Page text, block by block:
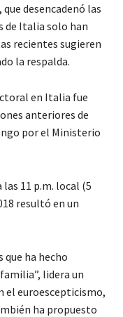
desencadenó las
de Italia solo han
recientes sugieren
la respalda.
en Italia fue
anteriores de
por el Ministerio
11 p.m. local (5
resultó en un
que ha hecho
lidera un
el euroescepticismo,
ha propuesto